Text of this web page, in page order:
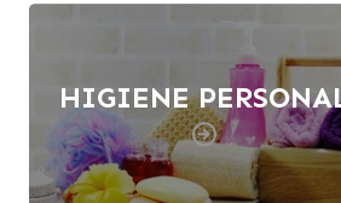
HIGIENE PERSONAL